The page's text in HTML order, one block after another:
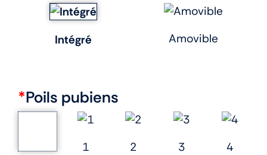
Intégré Amovible
*Poils pubiens
1 2 3 4